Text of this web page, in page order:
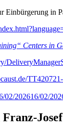
Einbürgerung in
Centers in
02/202616/02/